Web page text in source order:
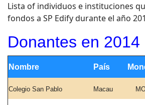
Lista of individuos e instituciones
fondos a SP Edify durante el año
Donantes en 2014
Nombre País
Colegio San Pablo Macau